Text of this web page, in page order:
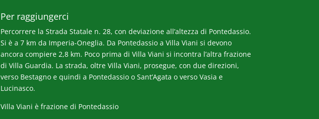
Per raggiungerci
Percorrere la Strada Statale n. 28, con deviazione all’altezza di Pontedassio.
Si è a 7 km da Imperia-Oneglia. Da Pontedassio a Villa Viani si devono
ancora compiere 2,8 km. Poco prima di Villa Viani si incontra l’altra frazione
di Villa Guardia. La strada, oltre Villa Viani, prosegue, con due direzioni,
verso Bestagno e quindi a Pontedassio o Sant’Agata o verso Vasia e
Lucinasco.
Villa Viani è frazione di Pontedassio